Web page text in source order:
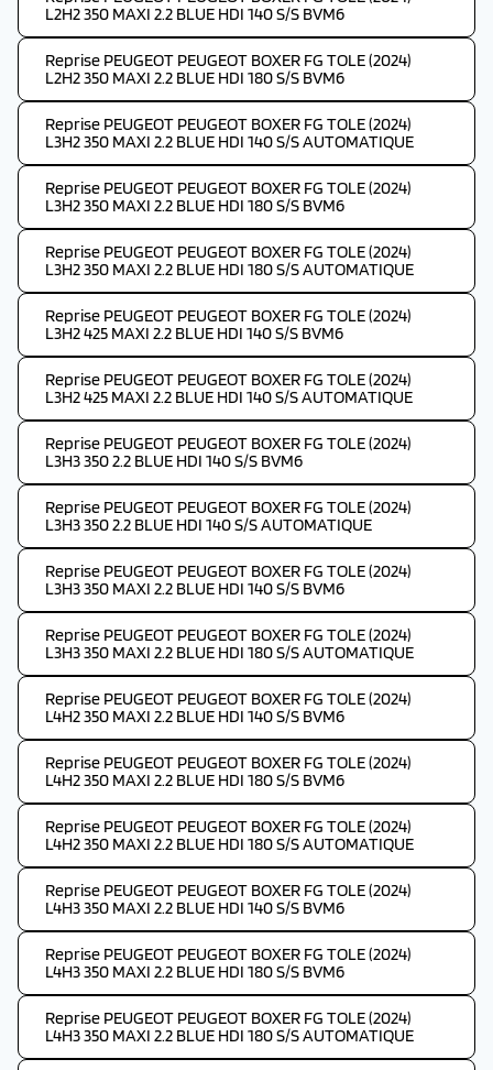
L2H2 350 MAXI 2.2 BLUE HDI 140 S/S BVM6
Reprise PEUGEOT PEUGEOT BOXER FG TOLE (2024)
L2H2 350 MAXI 2.2 BLUE HDI 180 S/S BVM6
Reprise PEUGEOT PEUGEOT BOXER FG TOLE (2024)
L3H2 350 MAXI 2.2 BLUE HDI 140 S/S AUTOMATIQUE
Reprise PEUGEOT PEUGEOT BOXER FG TOLE (2024)
L3H2 350 MAXI 2.2 BLUE HDI 180 S/S BVM6
Reprise PEUGEOT PEUGEOT BOXER FG TOLE (2024)
L3H2 350 MAXI 2.2 BLUE HDI 180 S/S AUTOMATIQUE
Reprise PEUGEOT PEUGEOT BOXER FG TOLE (2024)
L3H2 425 MAXI 2.2 BLUE HDI 140 S/S BVM6
Reprise PEUGEOT PEUGEOT BOXER FG TOLE (2024)
L3H2 425 MAXI 2.2 BLUE HDI 140 S/S AUTOMATIQUE
Reprise PEUGEOT PEUGEOT BOXER FG TOLE (2024)
L3H3 350 2.2 BLUE HDI 140 S/S BVM6
Reprise PEUGEOT PEUGEOT BOXER FG TOLE (2024)
L3H3 350 2.2 BLUE HDI 140 S/S AUTOMATIQUE
Reprise PEUGEOT PEUGEOT BOXER FG TOLE (2024)
L3H3 350 MAXI 2.2 BLUE HDI 140 S/S BVM6
Reprise PEUGEOT PEUGEOT BOXER FG TOLE (2024)
L3H3 350 MAXI 2.2 BLUE HDI 180 S/S AUTOMATIQUE
Reprise PEUGEOT PEUGEOT BOXER FG TOLE (2024)
L4H2 350 MAXI 2.2 BLUE HDI 140 S/S BVM6
Reprise PEUGEOT PEUGEOT BOXER FG TOLE (2024)
L4H2 350 MAXI 2.2 BLUE HDI 180 S/S BVM6
Reprise PEUGEOT PEUGEOT BOXER FG TOLE (2024)
L4H2 350 MAXI 2.2 BLUE HDI 180 S/S AUTOMATIQUE
Reprise PEUGEOT PEUGEOT BOXER FG TOLE (2024)
L4H3 350 MAXI 2.2 BLUE HDI 140 S/S BVM6
Reprise PEUGEOT PEUGEOT BOXER FG TOLE (2024)
L4H3 350 MAXI 2.2 BLUE HDI 180 S/S BVM6
Reprise PEUGEOT PEUGEOT BOXER FG TOLE (2024)
L4H3 350 MAXI 2.2 BLUE HDI 180 S/S AUTOMATIQUE